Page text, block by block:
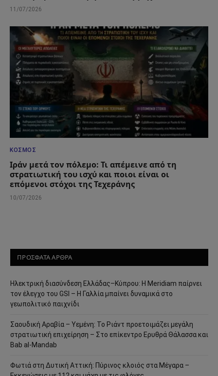
11/07/2026
ΚΌΣΜΟΣ
Ιράν μετά τον πόλεμο: Τι απέμεινε από τη
στρατιωτική του ισχύ και ποιοι είναι οι
επόμενοι στόχοι της Τεχεράνης
10/07/2026
ΠΡΟΣΦΑΤΑ ΑΡΘΡΑ
Ηλεκτρική διασύνδεση Ελλάδας–Κύπρου: Η Meridiam παίρνει
τον έλεγχο του GSI – Η Γαλλία μπαίνει δυναμικά στο
γεωπολιτικό παιχνίδι
Σαουδική Αραβία – Υεμένη: Το Ριάντ προετοιμάζει μεγάλη
στρατιωτική επιχείρηση – Στο επίκεντρο Ερυθρά Θάλασσα και
Bab al-Mandab
Φωτιά στη Δυτική Αττική: Πύρινος κλοιός στα Μέγαρα –